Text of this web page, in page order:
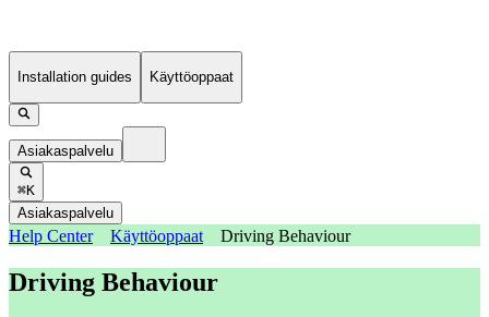
Installation guides Käyttöoppaat
Asiakaspalvelu
⌘K
Asiakaspalvelu
Help Center Käyttöoppaat Driving Behaviour
Driving Behaviour